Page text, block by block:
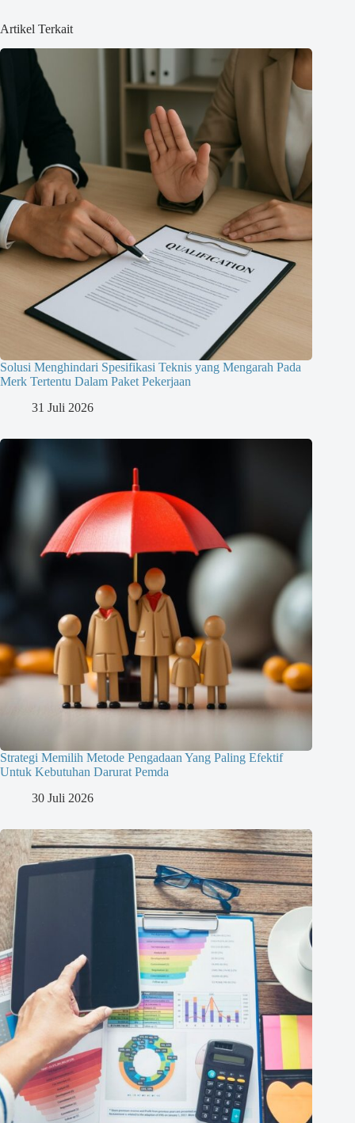
Artikel Terkait
Solusi Menghindari Spesifikasi Teknis yang Mengarah Pada
Merk Tertentu Dalam Paket Pekerjaan
31 Juli 2026
Strategi Memilih Metode Pengadaan Yang Paling Efektif
Untuk Kebutuhan Darurat Pemda
30 Juli 2026